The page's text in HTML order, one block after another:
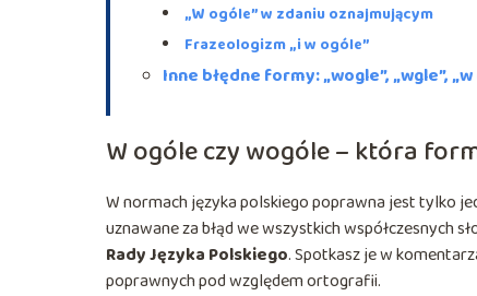
„W ogóle” w zdaniu oznajmującym
Frazeologizm „i w ogóle”
Inne błędne formy: „wogle”, „wgle”,
W ogóle czy wogóle – która
W normach języka polskiego poprawna jest tylko
uznawane za błąd we wszystkich współczesnych
Rady Języka Polskiego. Spotkasz je w
poprawnych pod względem ortografii.